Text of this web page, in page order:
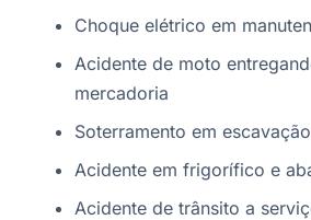
Choque elétrico em
Acidente de moto
mercadoria
Soterramento em escavação
Acidente em frigorífico e
Acidente de trânsito a